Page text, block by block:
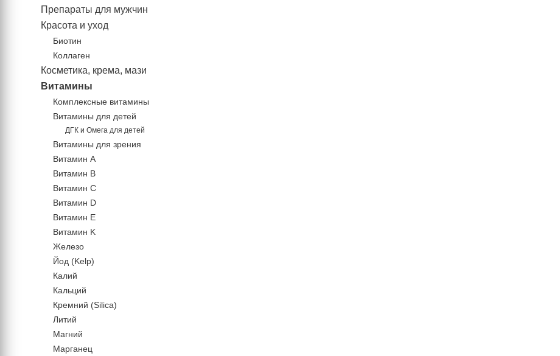
Препараты для мужчин
Красота и уход
Биотин
Коллаген
Косметика, крема, мази
Витамины
Комплексные витамины
Витамины для детей
ДГК и Омега для детей
Витамины для зрения
Витамин А
Витамин В
Витамин C
Витамин D
Витамин Е
Витамин K
Железо
Йод (Kelp)
Калий
Кальций
Кремний (Silica)
Литий
Магний
Марганец